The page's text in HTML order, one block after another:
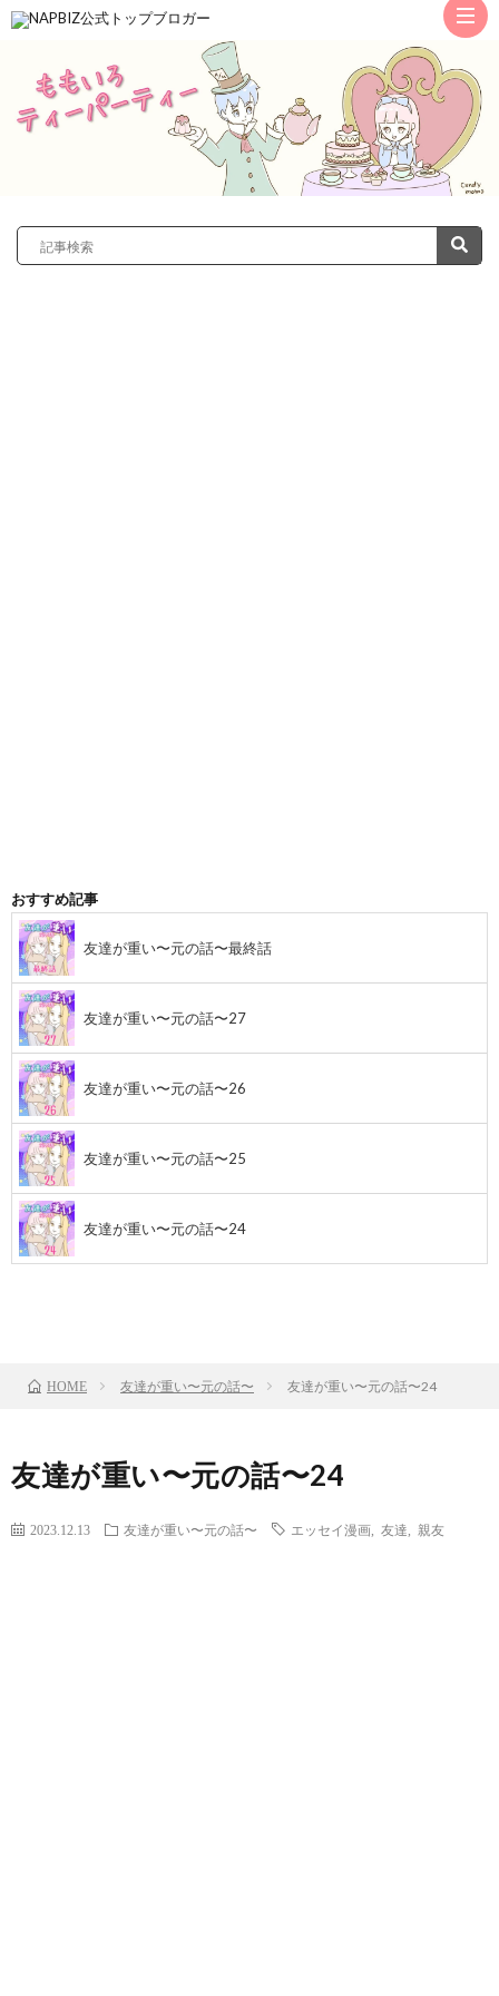
ト
ッ
プ
サ
レ
おすすめ記事
友達が重い〜元の話〜最終話
友達が重い〜元の話〜27
友達が重い〜元の話〜26
友達が重い〜元の話〜25
友達が重い〜元の話〜24
HOME 友達が重い〜元の話〜 友達が重い〜元の話〜24
友達が重い〜元の話〜24
2023.12.13 友達が重い〜元の話〜 エッセイ漫画 友達 親友